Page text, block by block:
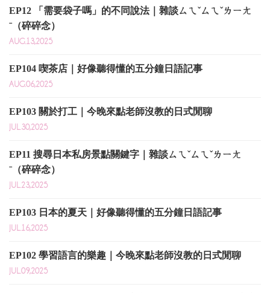
EP12 「需要袋子嗎」的不同說法｜雜談ㄙㄟˇㄙㄟˇㄌㄧㄤ
ˉ（碎碎念）
AUG.13,2025
EP104 喫茶店｜好像聽得懂的五分鐘日語記事
AUG.06,2025
EP103 關於打工｜今晚來點老師沒教的日式閒聊
JUL.30,2025
EP11 搜尋日本私房景點關鍵字｜雜談ㄙㄟˇㄙㄟˇㄌㄧㄤ
ˉ（碎碎念）
JUL.23,2025
EP103 日本的夏天｜好像聽得懂的五分鐘日語記事
JUL.16,2025
EP102 學習語言的樂趣｜今晚來點老師沒教的日式閒聊
JUL.09,2025